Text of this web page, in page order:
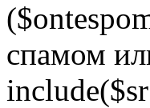
спамом